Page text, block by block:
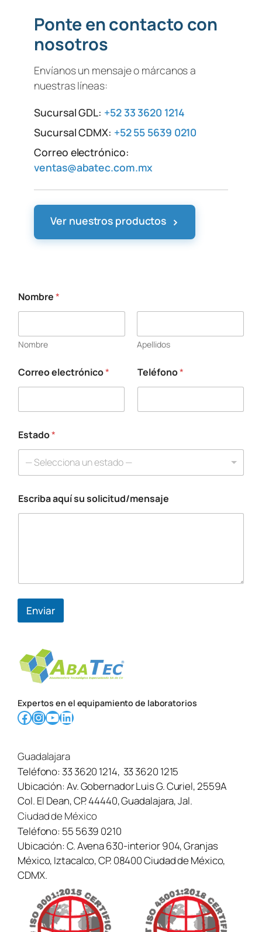
Ponte en contacto con
nosotros
Envíanos un mensaje o márcanos a
nuestras líneas:
Sucursal GDL: +52 33 3620 1214
Sucursal CDMX: +52 55 5639 0210
Correo electrónico:
ventas@abatec.com.mx
Ver nuestros productos ›
*
N
m
b
e
*
Nombre*
Nombre Apellidos
Correo electrónico* Teléfono*
Estado*
— Selecciona un estado —
Escriba aquí su solicitud/mensaje
Enviar
Expertos en el equipamiento de laboratorios
Facebook InstagramYouTube LinkedIn
Guadalajara
Teléfono:33 3620 1214, 33 3620 1215
Ubicación:Av. Gobernador Luis G. Curiel, 2559A
Col. El Dean, CP. 44440, Guadalajara, Jal.
Ciudad de México
Teléfono: 55 5639 0210
Ubicación:C. Avena 630-interior 904, Granjas
México, Iztacalco, CP. 08400 Ciudad de México,
CDMX.